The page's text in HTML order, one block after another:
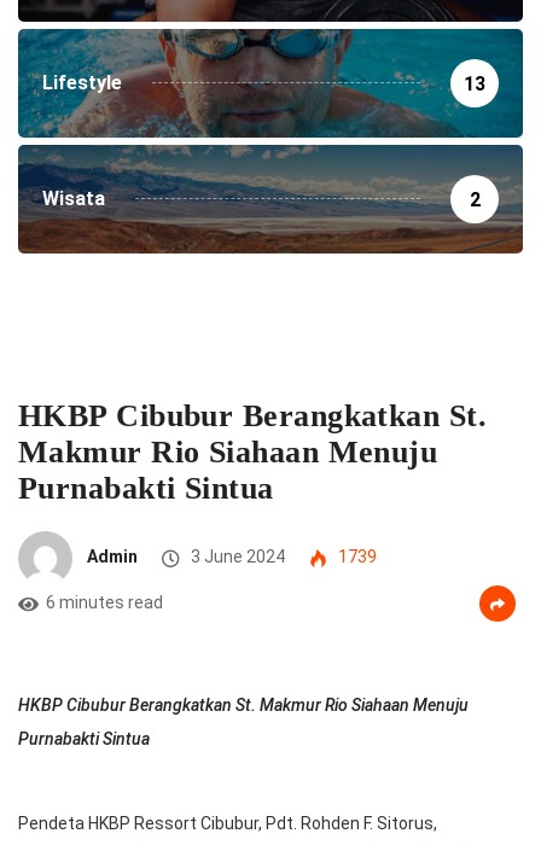
Lifestyle 13
Wisata 2
HKBP Cibubur Berangkatkan St.
Makmur Rio Siahaan Menuju
Purnabakti Sintua
Admin 3 June 2024 1739
6 minutes read